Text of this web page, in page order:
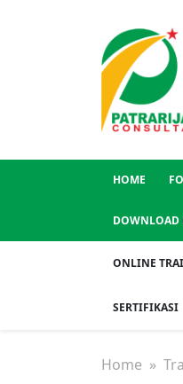
HOME
DOWNLOAD
ONLINE
SERTIFIKASI
Home »